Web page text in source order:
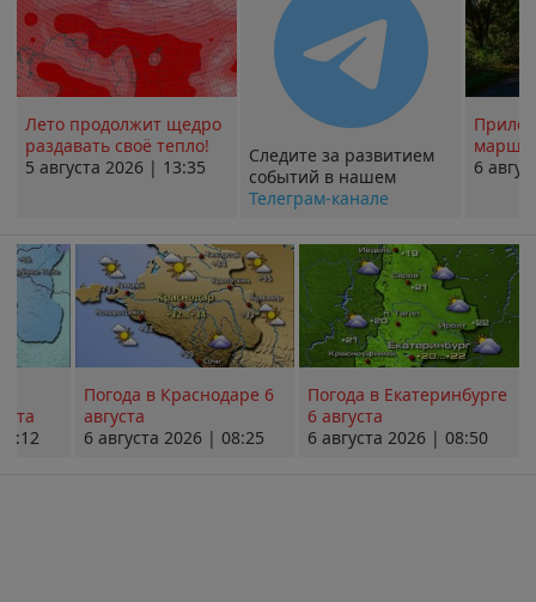
Лето продолжит щедро
раздавать своё тепло!
5 августа 2026 | 13:35
Следите за развитием
событий в нашем
Телеграм-канале
6
Погода в Краснодаре 6
августа
6 августа 2026 | 08:25
Погода в Екатеринбурге
6 августа
6 августа 2026 | 08:50